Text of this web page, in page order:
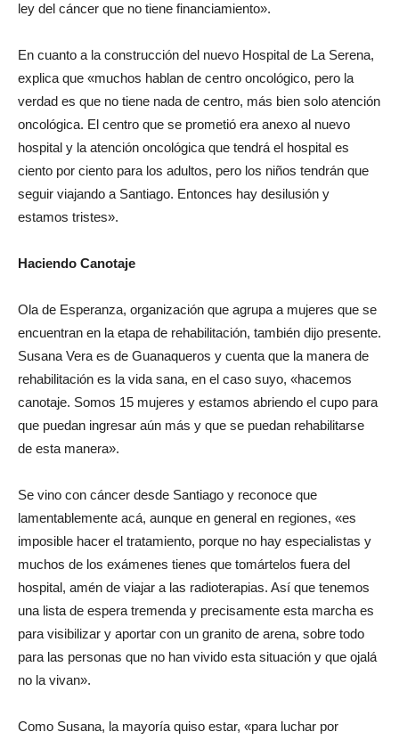
ley del cáncer que no tiene financiamiento».
En cuanto a la construcción del nuevo Hospital de La Serena,
explica que «muchos hablan de centro oncológico, pero la
verdad es que no tiene nada de centro, más bien solo atención
oncológica. El centro que se prometió era anexo al nuevo
hospital y la atención oncológica que tendrá el hospital es
ciento por ciento para los adultos, pero los niños tendrán que
seguir viajando a Santiago. Entonces hay desilusión y
estamos tristes».
Haciendo Canotaje
Ola de Esperanza, organización que agrupa a mujeres que se
encuentran en la etapa de rehabilitación, también dijo presente.
Susana Vera es de Guanaqueros y cuenta que la manera de
rehabilitación es la vida sana, en el caso suyo, «hacemos
canotaje. Somos 15 mujeres y estamos abriendo el cupo para
que puedan ingresar aún más y que se puedan rehabilitarse
de esta manera».
Se vino con cáncer desde Santiago y reconoce que
lamentablemente acá, aunque en general en regiones, «es
imposible hacer el tratamiento, porque no hay especialistas y
muchos de los exámenes tienes que tomártelos fuera del
hospital, amén de viajar a las radioterapias. Así que tenemos
una lista de espera tremenda y precisamente esta marcha es
para visibilizar y aportar con un granito de arena, sobre todo
para las personas que no han vivido esta situación y que ojalá
no la vivan».
Como Susana, la mayoría quiso estar, «para luchar por